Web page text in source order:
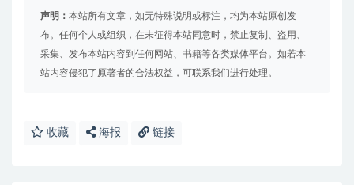
声明： 本站所有文章，如无特殊说明或标注，均为本站原创发
布。任何个人或组织，在未征得本站同意时，禁止复制、盗用、
采集、发布本站内容到任何网站、书籍等各类媒体平台。如若本
站内容侵犯了原著者的合法权益，可联系我们进行处理。
收藏 海报 链接